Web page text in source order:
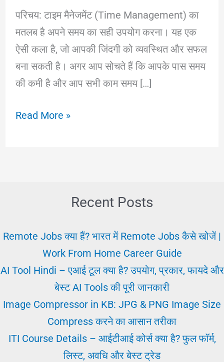
परिचय: टाइम मैनेजमेंट (Time Management) का
मतलब है अपने समय का सही उपयोग करना। यह एक
ऐसी कला है, जो आपकी जिंदगी को व्यवस्थित और सफल
बना सकती है। अगर आप सोचते हैं कि आपके पास समय
की कमी है और आप सभी काम समय […]
टाइम
ढंग
मैनेज
के
आसान
Read More »
Recent Posts
Remote Jobs क्या हैं? भारत में Remote Jobs कैसे खोजें |
Work From Home Career Guide
AI Tool Hindi – एआई टूल क्या है? उपयोग, प्रकार, फायदे और
बेस्ट AI Tools की पूरी जानकारी
Image Compressor in KB: JPG & PNG Image Size
Compress करने का आसान तरीका
ITI Course Details – आईटीआई कोर्स क्या है? फुल फॉर्म,
लिस्ट, अवधि और बेस्ट ट्रेड